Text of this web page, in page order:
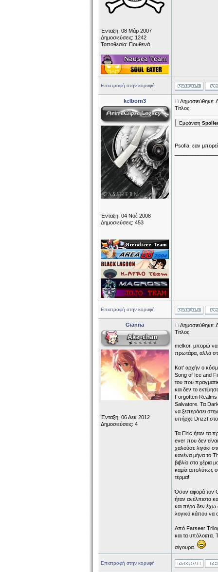
Ένταξη: 08 Μάρ 2007
Δημοσιεύσεις: 1242
Τοποθεσία: Πουθενά
Επιστροφή στην κορυφή
kelborn3
Ένταξη: 04 Νοέ 2008
Δημοσιεύσεις: 453
Δημοσιεύθηκε:
Τίτλος:
Εμφάνιση
Psofia, εαν
Επιστροφή στην κορυφή
Gianna
Ένταξη: 06 Δεκ 2012
Δημοσιεύσεις: 4
Δημοσιεύθηκε:
Τίτλος:
melkor, μπορώ να
πρωτάρα, αλλά
Κατ' αρχήν ο
Song of Ice and
του που
και δεν το
Forgotten Realms
Salvatore. Τα
να ξεπεράσει
υπήρχε Drizzt στο
Τα Elric ήταν τα
ever που δεν
χαλούσε λιγάκι
κανένα μήνα το
βιβλίο στα χέρια
καμία απολύτως
τέρμα!
Όσαν αφορά τον
ήταν ανέλπιστα
και πέρα δεν έχω
λογικό κάπου να
Από Farseer
και τα υπόλοιπα.
σίγουρα.
Επιστροφή στην κορυφή